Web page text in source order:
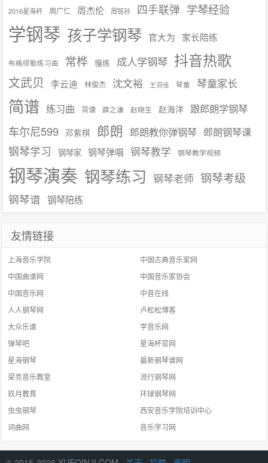
2016星海杯 周广仁 周杰伦 周铭孙 四手联弹 学琴经验
学钢琴 孩子学钢琴 官大为 家长陪练
布格缪勒练习曲 常桦 慢练 成人学钢琴 抖音热歌
文武贝 李云迪 林俊杰 沈文裕 王羽佳 琴童 琴童家长
简谱 练习曲 背谱 薛之谦 赵晓生 赵海洋 跟郎朗学钢琴
车尔尼599 邓紫棋 郎朗 郎朗教你弹钢琴 郎朗钢琴课
钢琴学习 钢琴家 钢琴弹唱 钢琴教学 钢琴教学视频
钢琴演奏 钢琴练习 钢琴老师 钢琴考级
钢琴谱 钢琴陪练
友情链接
上海音乐学院
中国古典音乐家网
中国曲谱网
中国音乐家协会
中国音乐网
中音在线
人人钢琴网
卢松松博客
大众乐谱
学音乐网
弹琴吧
星海杯官网
星海钢琴
最新钢琴谱网
梁亮音乐教室
流行钢琴网
玖月教育
环球钢琴网
虫虫钢琴
西安音乐学院培训中心
词曲网
音乐学习网